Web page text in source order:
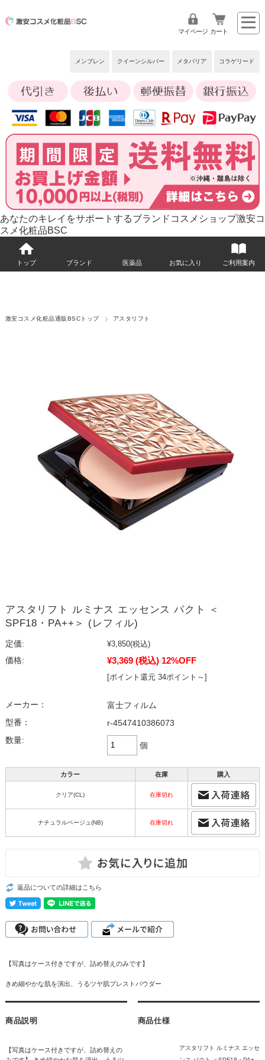
メンブレン クイーンシルバー メタバリア コラゲリード
マイページ カート
あなたのキレイをサポートするブランドコスメショップ激安コ
スメ化粧品BSC
トップ ブランド 医薬品 お気に入り ご利用案内
激安コスメ化粧品通販BSCトップ アスタリフト
アスタリフト ルミナス エッセンス パクト ＜
SPF18・PA++＞ (レフィル)
定価: ¥3,850(税込)
価格:
¥3,369 (税込) 12%OFF
[ポイント還元 34ポイント～]
メーカー：
富士フィルム
型番：
r-4547410386073
数量:
個
カラー 在庫 購入
クリア(CL) 在庫切れ
ナチュラルベージュ(NB) 在庫切れ
返品についての詳細はこちら
【写真はケース付きですが、詰め替えのみです】
きめ細やかな肌を演出、うるツヤ肌プレストパウダー
商品説明
【写真はケース付きですが、詰め替えの
商品仕様
アスタリフト ルミナス エッセ